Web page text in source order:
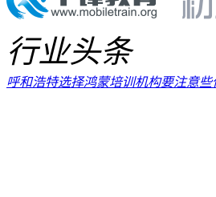
行业头条
呼和浩特选择鸿蒙培训机构要注意些